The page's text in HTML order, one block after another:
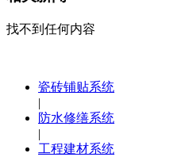
找不到任何内容
瓷砖铺贴系统
|
防水修缮系统
|
工程建材系统